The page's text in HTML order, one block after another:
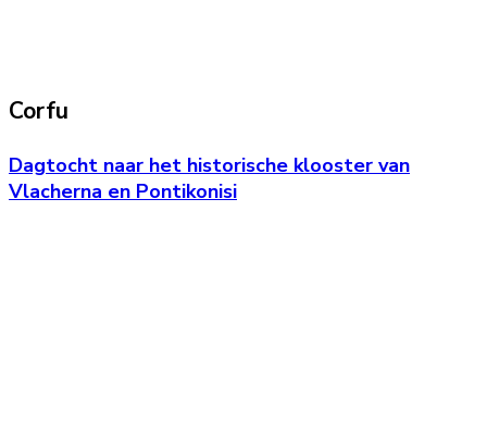
Corfu
Dagtocht naar het historische klooster van
Vlacherna en Pontikonisi